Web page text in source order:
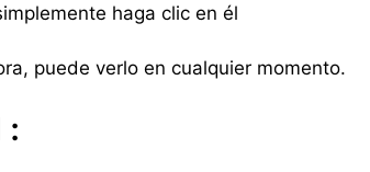
haga clic en él
puede verlo en cualquier momento.
: